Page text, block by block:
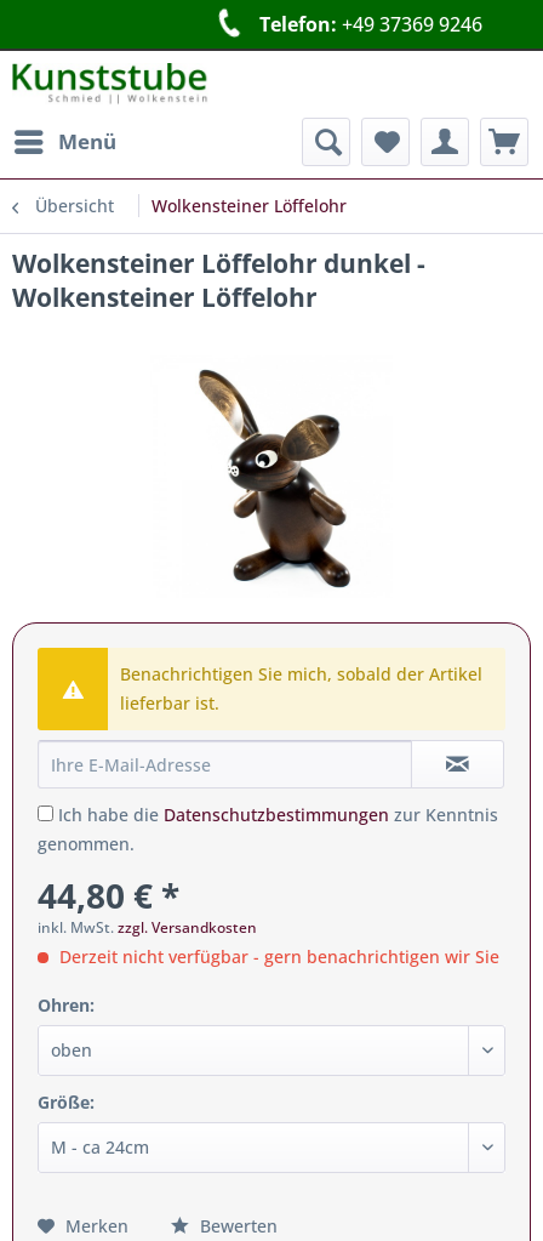
Telefon:
Menü
Übersicht Wolkensteiner Löffelohr
Wolkensteiner Löffelohr dunkel -
Wolkensteiner Löffelohr
Benachrichtigen Sie mich, sobald der Artikel
lieferbar ist.
Ich habe die Datenschutzbestimmungen zur Kenntnis
genommen.
44,80 € *
inkl. MwSt.zzgl. Versandkosten
Derzeit nicht verfügbar - gern benachrichtigen wir Sie
Ohren:
Größe:
Merken
Bewerten